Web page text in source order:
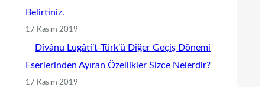
Belirtiniz.
17 Kasım 2019
Dîvânu Lugâti’t-Türk’ü Diğer Geçiş Dönemi
Eserlerinden Ayıran Özellikler Sizce Nelerdir?
17 Kasım 2019